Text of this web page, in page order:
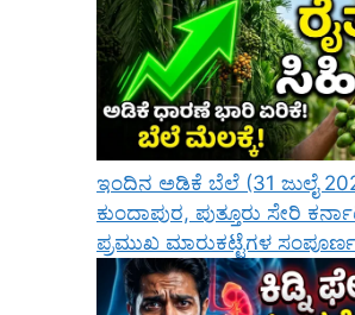
ಇಂದಿನ ಅಡಿಕೆ ಬೆಲೆ (31 ಜುಲೈ
ಕುಂದಾಪುರ, ಪುತ್ತೂರು ಸೇರಿ
ಪ್ರಮುಖ ಮಾರುಕಟ್ಟೆಗಳ